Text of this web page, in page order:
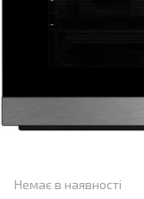
Немає в наявності